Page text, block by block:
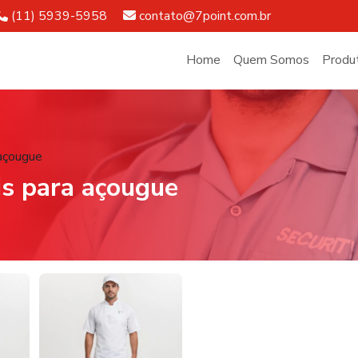
Telefone:
(11) 5939-5958 E-mail:
contato@7point.com.br
Home Quem Somos
para açougue